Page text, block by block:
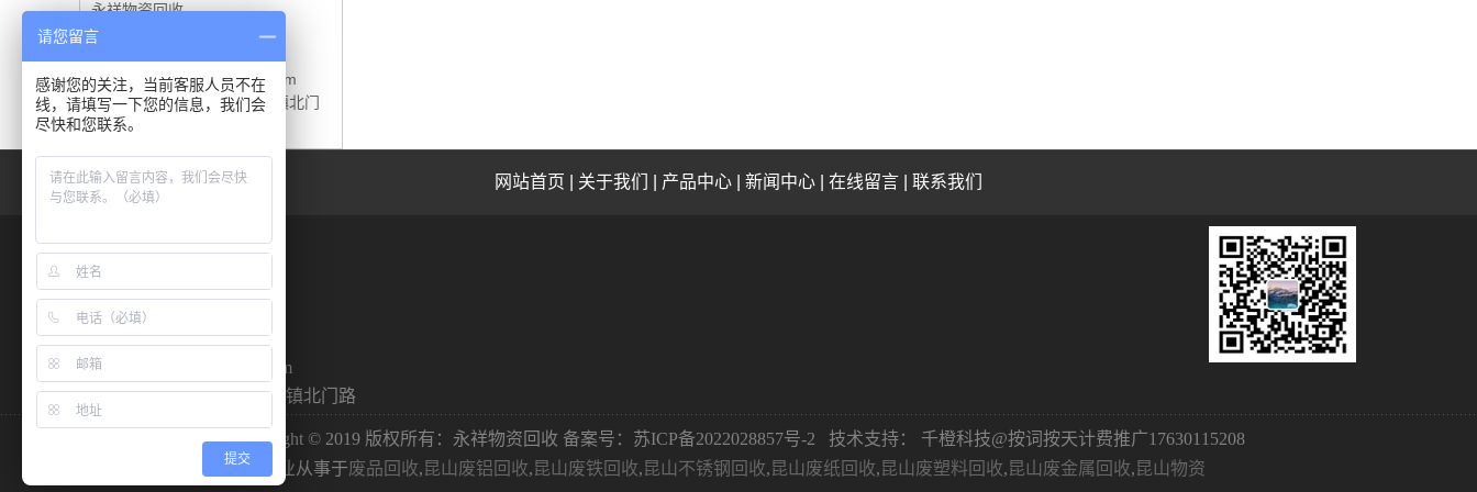
永祥物资回收
联系人：杏先生
邮 箱：766122514@qq.com
地 址：江苏省昆山市玉山镇北门
路
网站首页 关于我们 产品中心 新闻中心 在线留言 联系我们
永祥物资回收
联系人：杏先生
手 机：15190180760
邮 箱：766122514@qq.com
地 址：江苏省昆山市玉山镇北门路
永祥物资回收 专业从事于废品回收,昆山废铝回收,昆山废铁回收,昆山不锈钢回收,昆山废纸回收,昆山废塑料回收,昆山废金属回收,昆山物资
Copyright © 2019 版权所有：永祥物资回收 备案号： 苏ICP备2022028857号-2 技术支持： 千橙科技@按词按天计费推广17630115208
请您留言
感谢您的关注，当前客服人员不在
线，请填写一下您的信息，我们会
尽快和您联系。
提交